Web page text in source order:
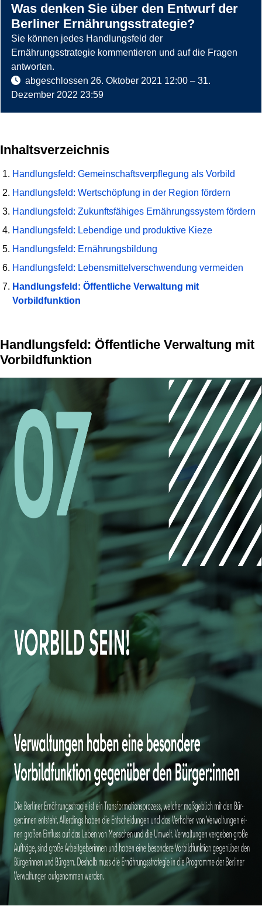
Was denken Sie über den Entwurf der
Berliner Ernährungsstrategie?
Sie können jedes Handlungsfeld der
Ernährungsstrategie kommentieren und auf die Fragen
antworten.
abgeschlossen 26. Oktober 2021 12:00 – 31.
Dezember 2022 23:59
Inhaltsverzeichnis
Handlungsfeld: Gemeinschaftsverpflegung als Vorbild
Handlungsfeld: Wertschöpfung in der Region fördern
Handlungsfeld: Zukunftsfähiges Ernährungssystem fördern
Handlungsfeld: Lebendige und produktive Kieze
Handlungsfeld: Ernährungsbildung
Handlungsfeld: Lebensmittelverschwendung vermeiden
Handlungsfeld: Öffentliche Verwaltung mit
Vorbildfunktion
Handlungsfeld: Öffentliche Verwaltung mit
Vorbildfunktion